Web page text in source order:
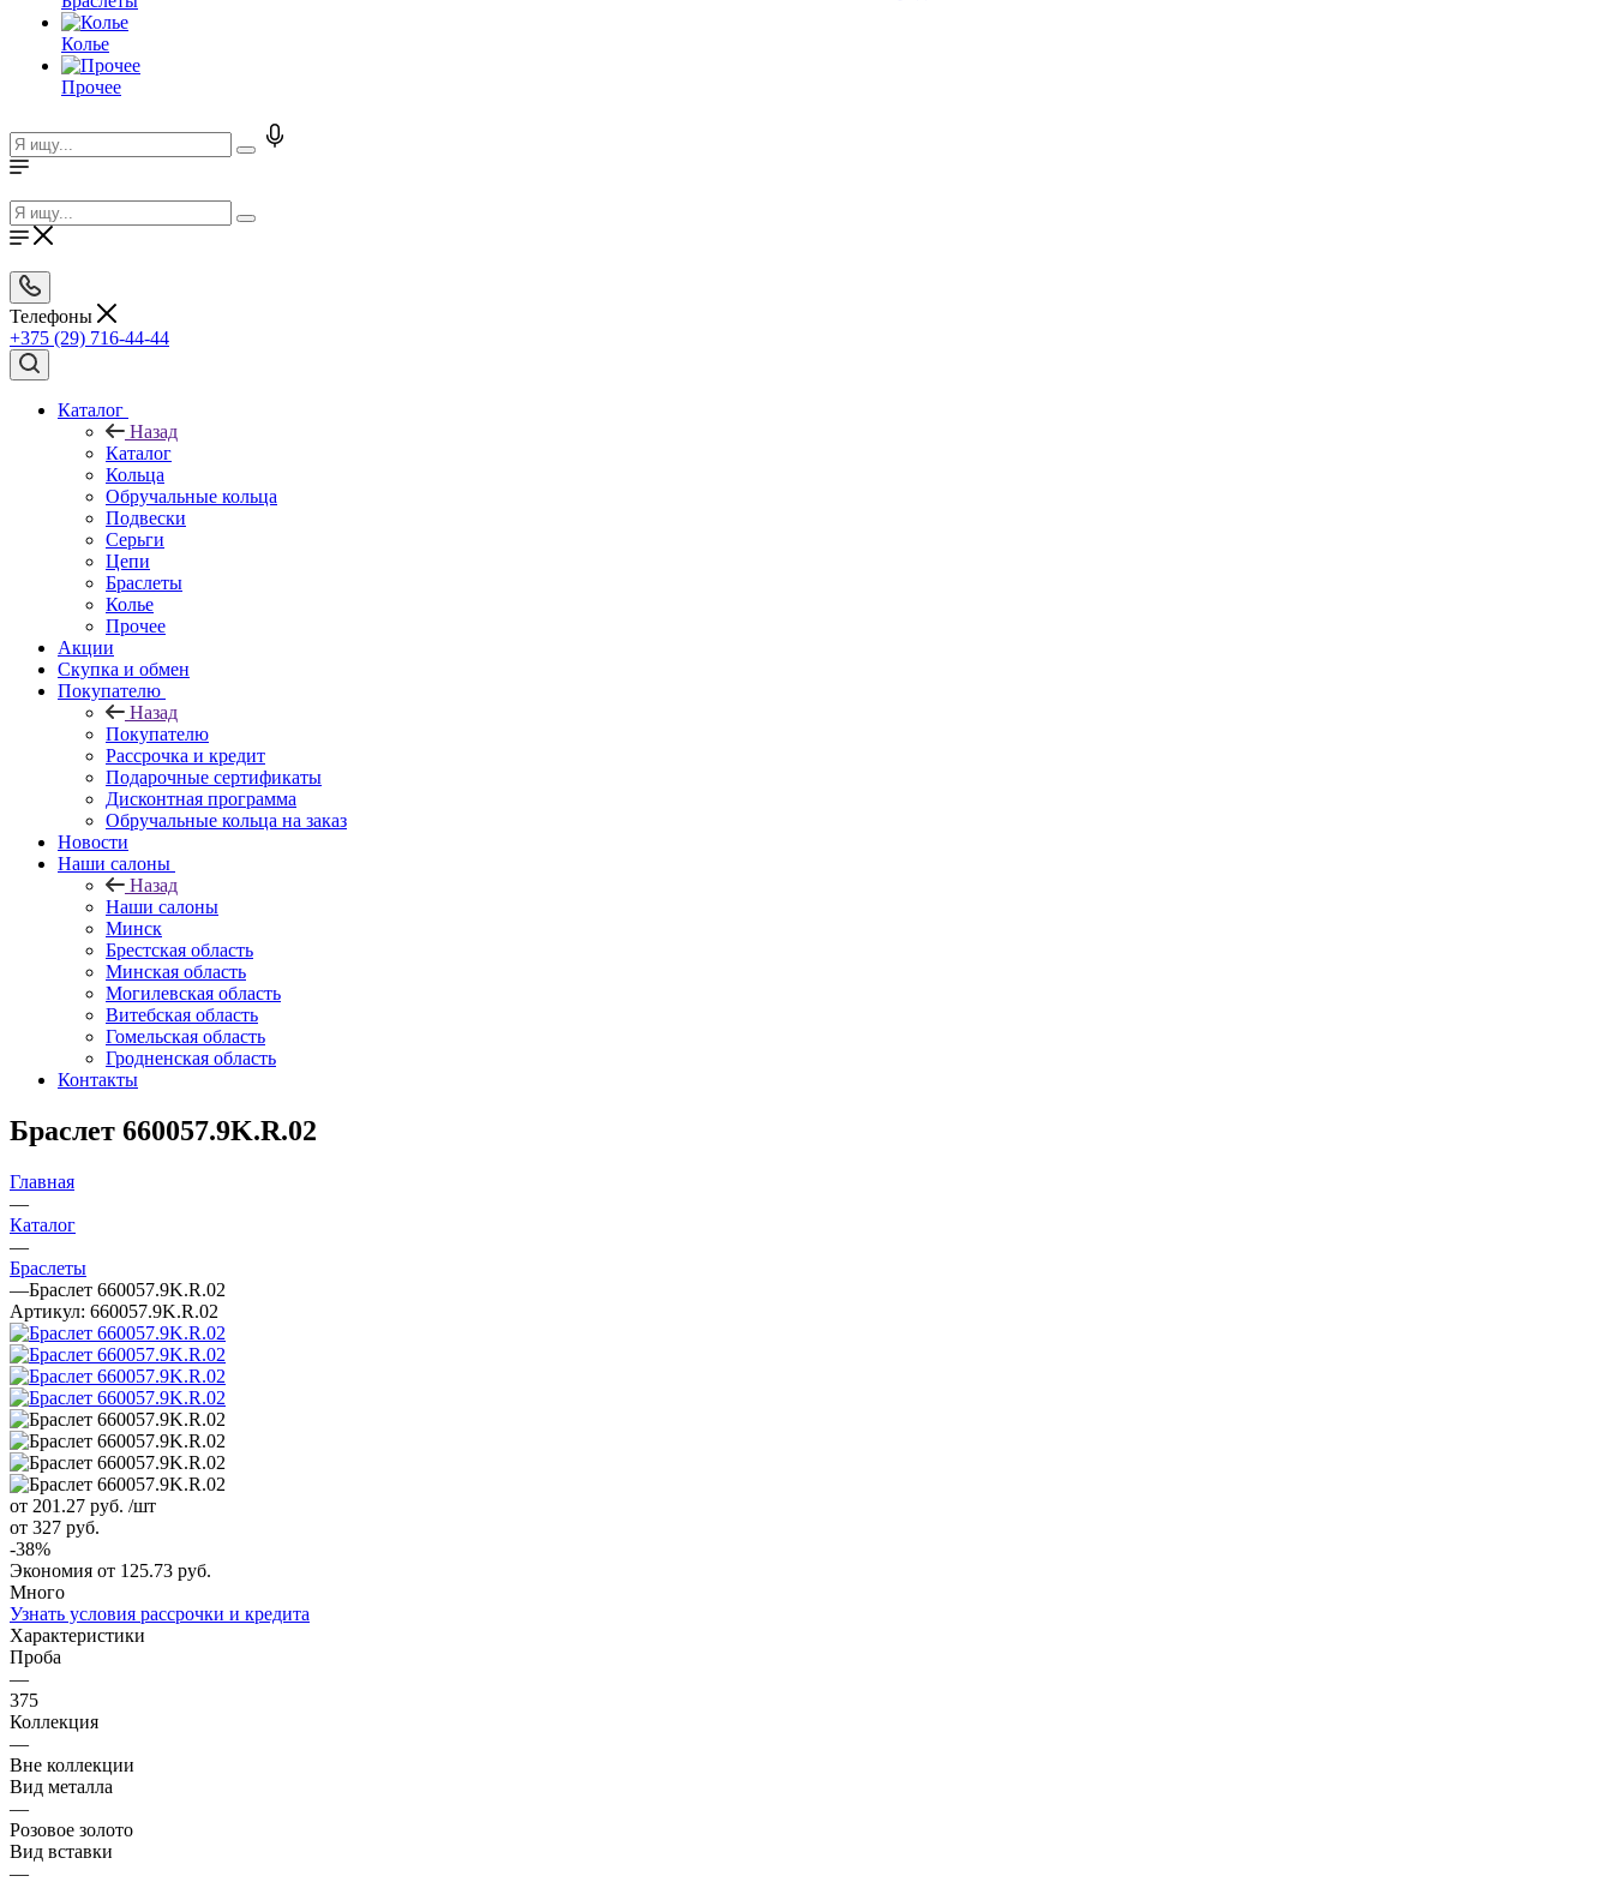
Колье
Прочее
Телефоны
+375 (29) 716-44-44
Каталог
Назад
Каталог
Кольца
Обручальные кольца
Подвески
Серьги
Цепи
Браслеты
Колье
Прочее
Акции
Скупка и обмен
Покупателю
Назад
Покупателю
Рассрочка и кредит
Подарочные сертификаты
Дисконтная программа
Обручальные кольца на заказ
Новости
Наши салоны
Назад
Наши салоны
Минск
Брестская область
Минская область
Могилевская область
Витебская область
Гомельская область
Гродненская область
Контакты
Браслет 660057.9K.R.02
Главная
—
Каталог
—
Браслеты
—Браслет 660057.9K.R.02
Артикул: 660057.9K.R.02
от 201.27 руб. /шт
от 327 руб.
-38%
Экономия от 125.73 руб.
Много
Узнать условия рассрочки и кредита
Характеристики
Проба
—
375
Коллекция
—
Вне коллекции
Вид металла
—
Розовое золото
Вид вставки
—